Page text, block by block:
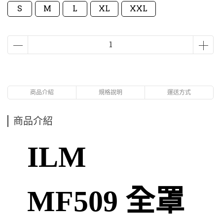
S
M L XL XXL
商品介紹 規格說明 運送方式
商品介紹
ILM
MF509 全罩